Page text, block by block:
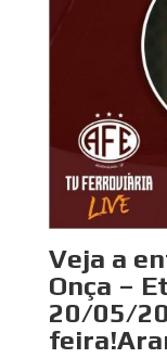
Veja a
Onça –
20/05/